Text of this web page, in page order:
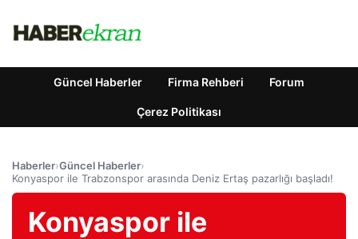
Güncel Haberler Firma Rehberi Forum
Çerez Politikası
Haberler›Güncel Haberler›
Konyaspor ile Trabzonspor arasında Deniz Ertaş pazarlığı başladı!
Konyaspor ile